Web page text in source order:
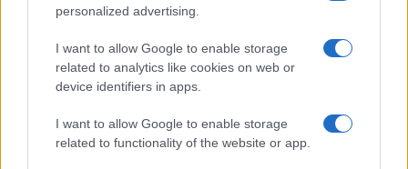
personalized advertising.
I want to allow Google to enable storage
related to analytics like cookies on web or
device identifiers in apps.
I want to allow Google to enable storage
related to functionality of the website or app.